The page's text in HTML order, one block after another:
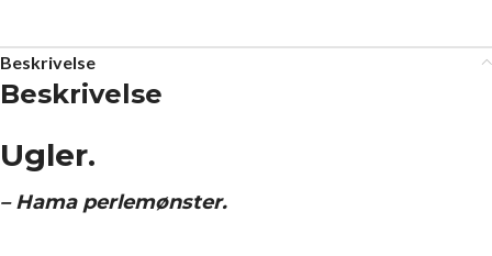
Beskrivelse
Beskrivelse
Ugler.
– Hama perlemønster.